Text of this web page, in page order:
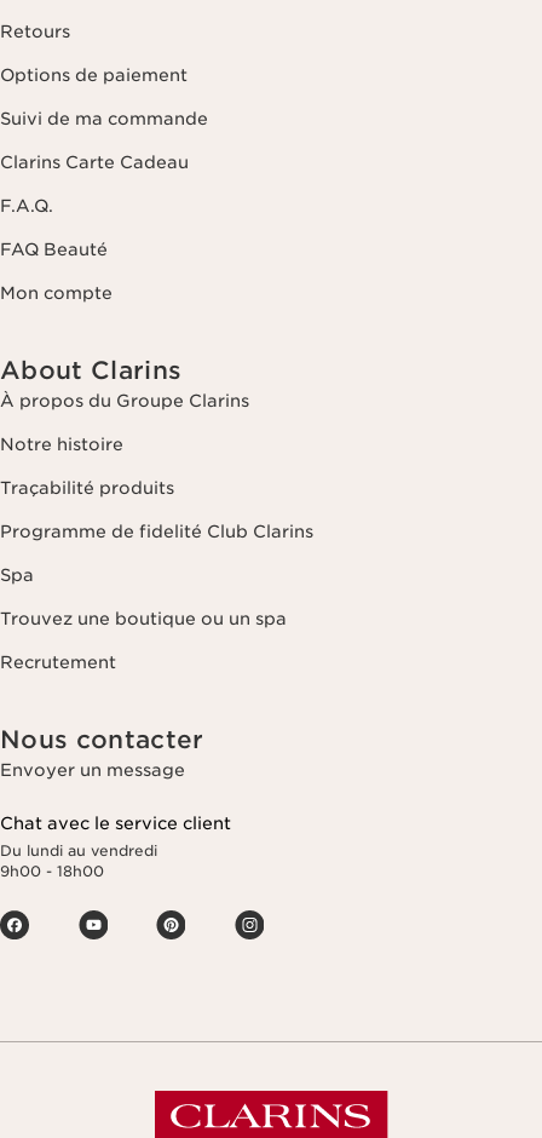
Retours
Options de paiement
Suivi de ma commande
Clarins Carte Cadeau
F.A.Q.
FAQ Beauté
Mon compte
About Clarins
À propos du Groupe Clarins
Notre histoire
Traçabilité produits
Programme de fidelité Club Clarins
Spa
Trouvez une boutique ou un spa
Recrutement
Nous contacter
Envoyer un message
Chat avec le service client
Du lundi au vendredi
9h00 - 18h00